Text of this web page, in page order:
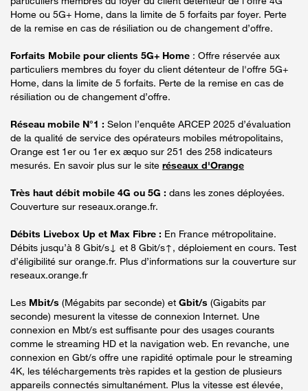
Home ou 5G+ Home, dans la limite de 5 forfaits par foyer. Perte
de la remise en cas de résiliation ou de changement d’offre.
Forfaits Mobile pour clients 5G+ Home : Offre réservée aux
particuliers membres du foyer du client détenteur de l'offre 5G+
Home, dans la limite de 5 forfaits. Perte de la remise en cas de
résiliation ou de changement d’offre.
Réseau mobile N°1 : Selon l’enquête ARCEP 2025 d’évaluation
de la qualité de service des opérateurs mobiles métropolitains,
Orange est 1er ou 1er ex æquo sur 251 des 258 indicateurs
mesurés. En savoir plus sur le site réseaux d'Orange
Très haut débit mobile 4G ou 5G : dans les zones déployées.
Couverture sur reseaux.orange.fr.
Débits Livebox Up et Max Fibre : En France métropolitaine.
Débits jusqu’à 8 Gbit/s↓ et 8 Gbit/s↑, déploiement en cours. Test
d’éligibilité sur orange.fr. Plus d’informations sur la couverture sur
reseaux.orange.fr
Les Mbit/s (Mégabits par seconde) et Gbit/s (Gigabits par
seconde) mesurent la vitesse de connexion Internet. Une
connexion en Mbt/s est suffisante pour des usages courants
comme le streaming HD et la navigation web. En revanche, une
connexion en Gbt/s offre une rapidité optimale pour le streaming
4K, les téléchargements très rapides et la gestion de plusieurs
appareils connectés simultanément. Plus la vitesse est élevée,